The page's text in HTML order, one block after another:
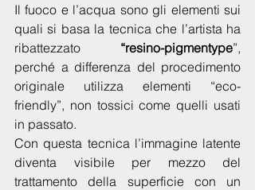
Il fuoco e l’acqua sono gli elementi sui
quali si basa la tecnica che l’artista ha
ribattezzato “resino-pigmentype”,
perché a differenza del procedimento
originale utilizza elementi “eco-
friendly”, non tossici come quelli usati
in passato.
Con questa tecnica l’immagine latente
diventa visibile per mezzo del
trattamento della superficie con un